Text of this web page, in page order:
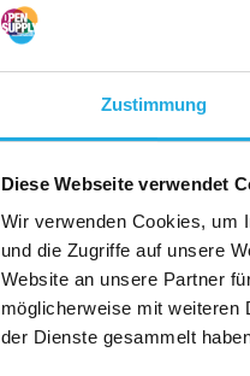
Zustimmung
Diese Webseite verwendet
Wir verwenden Cookies, um
und die Zugriffe auf unsere
Website an unsere Partner
möglicherweise mit weiteren
der Dienste gesammelt
€ 74,-
(89,54 Inkl.